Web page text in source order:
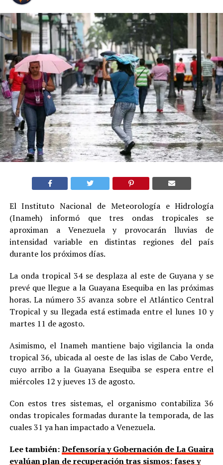
El Instituto Nacional de Meteorología e Hidrología
(Inameh) informó que tres ondas tropicales se
aproximan a Venezuela y provocarán lluvias de
intensidad variable en distintas regiones del país
durante los próximos días.
La onda tropical 34 se desplaza al este de Guyana y se
prevé que llegue a la Guayana Esequiba en las próximas
horas. La número 35 avanza sobre el Atlántico Central
Tropical y su llegada está estimada entre el lunes 10 y
martes 11 de agosto.
Asimismo, el Inameh mantiene bajo vigilancia la onda
tropical 36, ubicada al oeste de las islas de Cabo Verde,
cuyo arribo a la Guayana Esequiba se espera entre el
miércoles 12 y jueves 13 de agosto.
Con estos tres sistemas, el organismo contabiliza 36
ondas tropicales formadas durante la temporada, de las
cuales 31 ya han impactado a Venezuela.
Lee también:Defensoría y Gobernación de La Guaira
evalúan plan de recuperación tras sismos: fases y